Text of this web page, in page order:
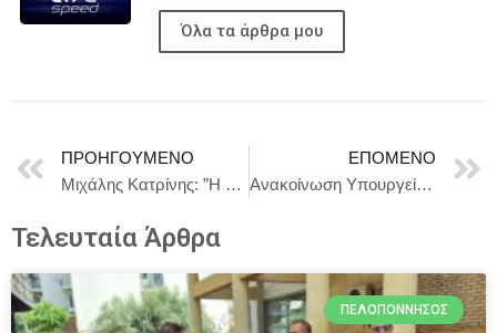
Όλα τα άρθρα μου
ΠΡΟΗΓΟΎΜΕΝΟ
Μιχάλης Κατρίνης: ”Η Ελλάδα δεν ξεχνά – τίποτα δεν ξεχνιέται.”
ΕΠΌΜΕΝΟ
Ανακοίνωση Υπουργείου Εξωτερικών σχετικά με την ανακοίνωση του τουρκικού Υπουργείου Εξωτερικών για τα Εθνικά Θαλάσσια Πάρκα στο Ιόνιο και το Αιγαίο Πέλαγος
Τελευταία Άρθρα
ΠΕΛΟΠΌΝΝΗΣΟΣ